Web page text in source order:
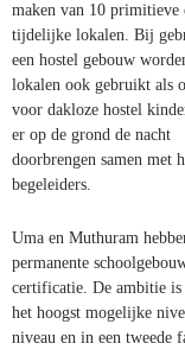
maken van 10 primitieve
tijdelijke lokalen. Bij
een hostel gebouw
lokalen ook gebruikt als
voor dakloze hostel
er op de grond de nacht
doorbrengen samen met
begeleiders.
Uma en Muthuram
permanente
certificatie. De ambitie is
het hoogst mogelijke
niveau en in een tweede